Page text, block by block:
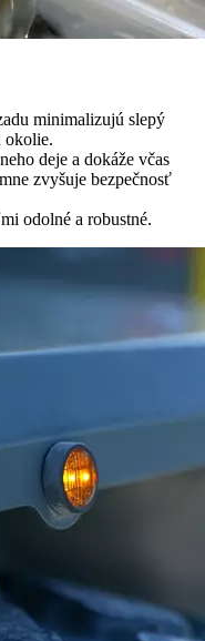
minimalizujú slepý
okolie.
deje a dokáže včas
zvyšuje bezpečnosť
odolné a robustné.